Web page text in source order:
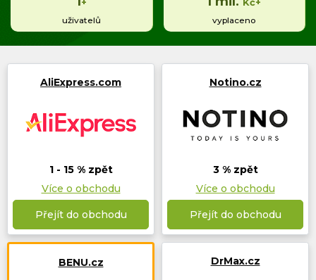
uživatelů vyplaceno
AliExpress.com
1 - 15 % zpět
Více o obchodu
Přejít do obchodu
Notino.cz
3 % zpět
Více o obchodu
Přejít do obchodu
BENU.cz DrMax.cz